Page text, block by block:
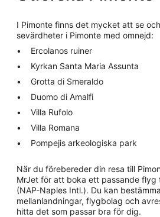
I Pimonte finns det mycket att se
sevärdheter i Pimonte med omnejd:
Ercolanos ruiner
Kyrkan Santa Maria Assunta
Grotta di Smeraldo
Duomo di Amalfi
Villa Rufolo
Villa Romana
Pompejis arkeologiska park
När du förebereder din resa till
MrJet för att boka ett passande flyg
(NAP-Naples Intl.). Du kan
mellanlandningar, flygbolag och
hitta det som passar bra för dig.